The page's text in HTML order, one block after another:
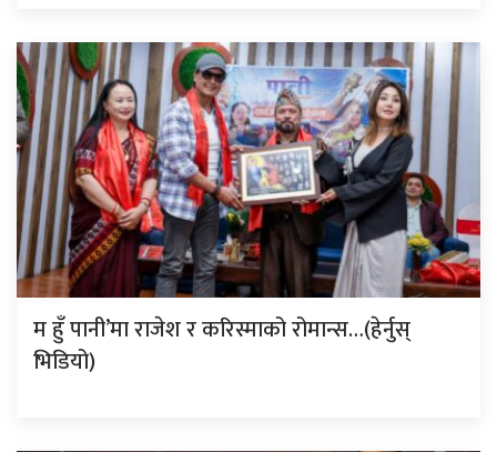
म हुँ पानी’मा राजेश र करिस्माको रोमान्स…(हेर्नुस्
भिडियो)